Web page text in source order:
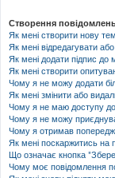
Створення
Як мені створити нову
Як мені відредагувати
Як мені додати підпис до
Як мені створити
Чому я не можу додати
Як мені змінити або
Чому я не маю доступу
Чому я не можу
Чому я отримав
Як мені поскаржитись на
Що означає кнопка
Чому моє повідомлення